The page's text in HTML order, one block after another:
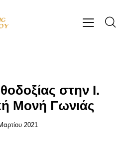
στην Ι.
Μονή Γωνιάς
2021